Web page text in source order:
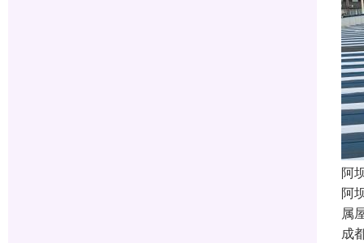
阿
阿
属
成